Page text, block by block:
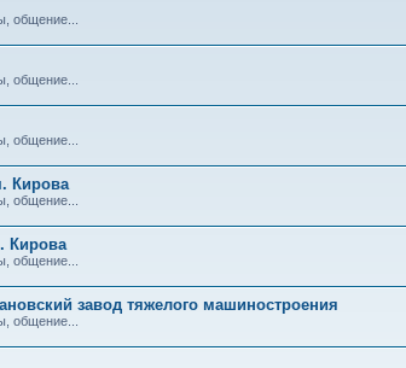
общение...
общение...
общение...
Кирова
общение...
Кирова
общение...
завод тяжелого машиностроения
общение...